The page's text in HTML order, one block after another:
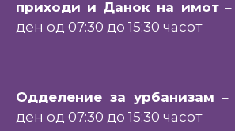
приходи и Данок на имот–
ден од 07:30 до 15:30 часот
Одделение за урбанизам –
ден од 07:30 до 15:30 часот